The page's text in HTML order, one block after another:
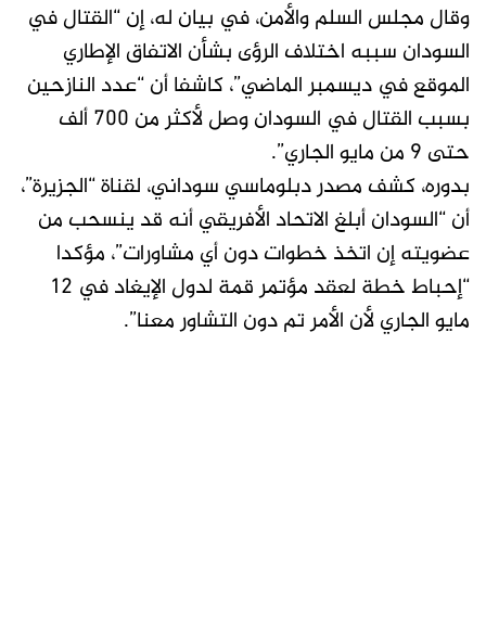
وقال مجلس السلم والأمن، في بيان له، إن “القتال في
السودان سببه اختلاف الرؤى بشأن الاتفاق الإطاري
الموقع في ديسمبر الماضي”، كاشفا أن “عدد النازحين
بسبب القتال في السودان وصل لأكثر من 700 ألف
حتى 9 من مايو الجاري”.
بدوره، كشف مصدر دبلوماسي سوداني، لقناة “الجزيرة”،
أن “السودان أبلغ الاتحاد الأفريقي أنه قد ينسحب من
عضويته إن اتخذ خطوات دون أي مشاورات”، مؤكدا
“إحباط خطة لعقد مؤتمر قمة لدول الإيغاد في 12
مايو الجاري لأن الأمر تم دون التشاور معنا”.